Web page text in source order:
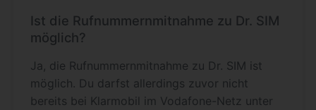
Ist die Rufnummernmitnahme zu Dr. SIM
möglich?
Ja, die Rufnummernmitnahme zu Dr. SIM ist
möglich. Du darfst allerdings zuvor nicht
bereits bei Klarmobil im Vodafone-Netz unter